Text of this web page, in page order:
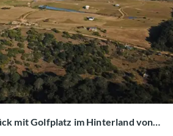
mit Golfplatz im Hinterland von